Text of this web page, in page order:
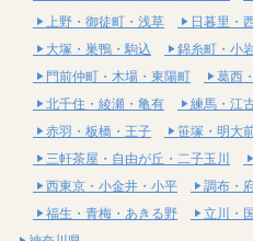
上野・御徒町・浅草
日暮里・
大塚・巣鴨・駒込
錦糸町・小
門前仲町・木場・東陽町
葛西
北千住・綾瀬・亀有
練馬・江
赤羽・板橋・王子
笹塚・明大
三軒茶屋・自由が丘・二子玉川
西東京・小金井・小平
調布・
福生・青梅・あきる野
立川・